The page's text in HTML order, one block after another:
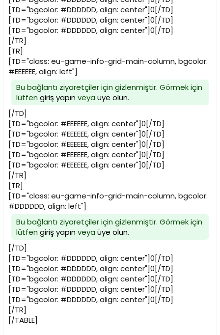
[TD="bgcolor: #DDDDDD, align: center"]0[/TD]
[TD="bgcolor: #DDDDDD, align: center"]0[/TD]
[TD="bgcolor: #DDDDDD, align: center"]0[/TD]
[/TR]
[TR]
[TD="class: eu-game-info-grid-main-column, bgcolor:
#EEEEEE, align: left"]
Bu bağlantı ziyaretçiler için gizlenmiştir. Görmek için
lütfen giriş yapınveya üye olun.
[/TD]
[TD="bgcolor: #EEEEEE, align: center"]0[/TD]
[TD="bgcolor: #EEEEEE, align: center"]0[/TD]
[TD="bgcolor: #EEEEEE, align: center"]0[/TD]
[TD="bgcolor: #EEEEEE, align: center"]0[/TD]
[TD="bgcolor: #EEEEEE, align: center"]0[/TD]
[/TR]
[TR]
[TD="class: eu-game-info-grid-main-column, bgcolor:
#DDDDDD, align: left"]
Bu bağlantı ziyaretçiler için gizlenmiştir. Görmek için
lütfen giriş yapınveya üye olun.
[/TD]
[TD="bgcolor: #DDDDDD, align: center"]0[/TD]
[TD="bgcolor: #DDDDDD, align: center"]0[/TD]
[TD="bgcolor: #DDDDDD, align: center"]0[/TD]
[TD="bgcolor: #DDDDDD, align: center"]0[/TD]
[TD="bgcolor: #DDDDDD, align: center"]0[/TD]
[/TR]
[/TABLE]